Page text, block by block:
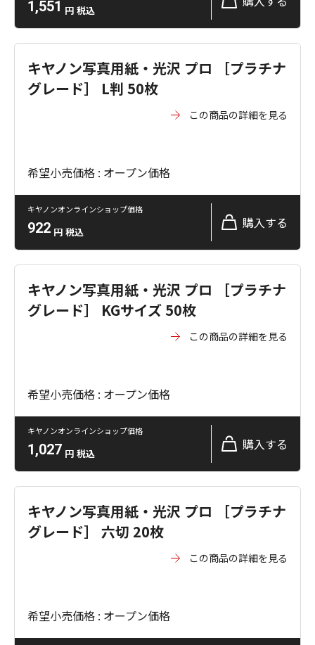
1,551 円 税込
キヤノン写真用紙・光沢 プロ ［プラチナ
グレード］ L判 50枚
この商品の詳細を見る
希望小売価格 : オープン価格
キヤノンオンラインショップ価格
922 円 税込
購入する
キヤノン写真用紙・光沢 プロ ［プラチナ
グレード］ KGサイズ 50枚
この商品の詳細を見る
希望小売価格 : オープン価格
キヤノンオンラインショップ価格
1,027 円 税込
購入する
キヤノン写真用紙・光沢 プロ ［プラチナ
グレード］ 六切 20枚
この商品の詳細を見る
希望小売価格 : オープン価格